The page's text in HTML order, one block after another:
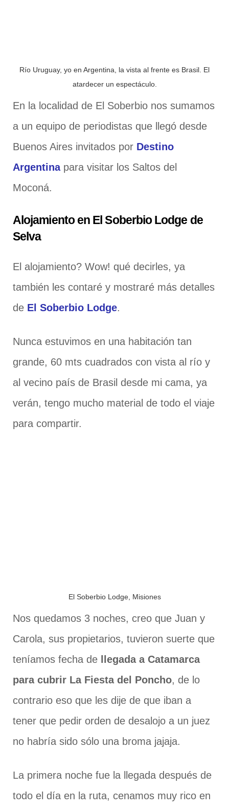
Río Uruguay, yo en Argentina, la vista al frente es Brasil. El
atardecer un espectáculo.
En la localidad de El Soberbio nos sumamos
a un equipo de periodistas que llegó desde
Buenos Aires invitados por Destino
Argentinapara visitar los Saltos del
Moconá.
Alojamiento en El Soberbio Lodge de
Selva
El alojamiento? Wow! qué decirles, ya
también les contaré y mostraré más detalles
de El Soberbio Lodge.
Nunca estuvimos en una habitación tan
grande, 60 mts cuadrados con vista al río y
al vecino país de Brasil desde mi cama, ya
verán, tengo mucho material de todo el viaje
para compartir.
El Soberbio Lodge, Misiones
Nos quedamos 3 noches, creo que Juan y
Carola, sus propietarios, tuvieron suerte que
teníamos fecha de
llegada a Catamarca
para cubrir La Fiesta del Poncho, de lo
contrario eso que les dije de que iban a
tener que pedir orden de desalojo a un juez
no habría sido sólo una broma jajaja.
La primera noche fue la llegada después de
todo el día en la ruta, cenamos muy rico en